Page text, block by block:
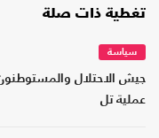
تغطية ذات صلة
سياسة
جيش الاحتلال
عملية تل